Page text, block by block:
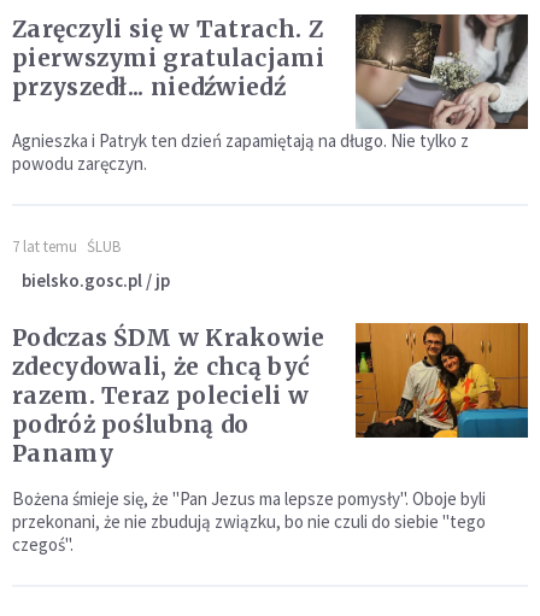
Zaręczyli się w Tatrach. Z
pierwszymi gratulacjami
przyszedł... niedźwiedź
Agnieszka i Patryk ten dzień zapamiętają na długo. Nie tylko z
powodu zaręczyn.
7 lat temu ŚLUB
bielsko.gosc.pl / jp
Podczas ŚDM w Krakowie
zdecydowali, że chcą być
razem. Teraz polecieli w
podróż poślubną do
Panamy
Bożena śmieje się, że "Pan Jezus ma lepsze pomysły". Oboje byli
przekonani, że nie zbudują związku, bo nie czuli do siebie "tego
czegoś".